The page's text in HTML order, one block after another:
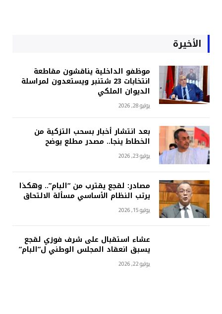
الأخيرة
موظفو الداخلية يناقشون مقاطعة
انتخابات 23 شتنبر ويستعدون لمراسلة
الديوان الملكي
يوليو 28, 2026
بعد انتشار أخبار بسحب التزكية من
الخطاط ينجا.. مصدر مطلع يوضح
يوليو 23, 2026
مصادر: لقجع يقترب من “البام”.. وهكذا
يرتب النظام الأساسي مسألة الالتحاق
يوليو 15, 2026
عشاء استقبال على شرف فوزي لقجع
يسبق انعقاد المجلس الوطني ل”البام”
يوليو 22, 2026